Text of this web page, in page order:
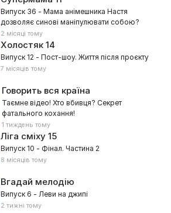
Випуск 36 - Мама анімешника Настя
дозволяє синові маніпулювати собою?
2 місяці тому
Холостяк14
Випуск 12 - Пост-шоу. Життя після проєкту
7 місяців тому
Говорить вся країна
Таємне відео! Хто вбивця? Секрет
фатального кохання!
1 тиждень тому
Ліга сміху15
Випуск 10 - Фінал. Частина 2
8 місяців тому
Вгадай мелодію
Випуск 6 - Леви на джипі
2 тижні тому